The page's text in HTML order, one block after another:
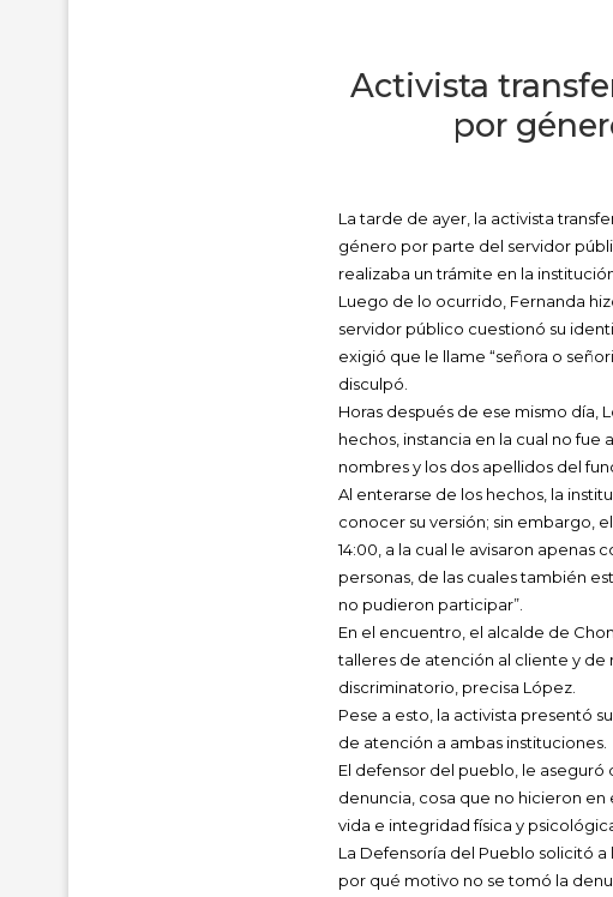
Activista
por
La tarde de ayer, la activista
género por parte del servidor
realizaba un trámite en la
Luego de lo ocurrido, Fernanda
servidor público cuestionó su
exigió que le llame “señora o
disculpó.
Horas después de ese mismo día,
hechos, instancia en la cual no
nombres y los dos apellidos del
Al enterarse de los hechos, la
conocer su versión; sin embargo,
14:00, a la cual le avisaron apenas
personas, de las cuales también
no pudieron participar”.
En el encuentro, el alcalde de
talleres de atención al cliente y de
discriminatorio, precisa López.
Pese a esto, la activista presentó
de atención a ambas instituciones.
El defensor del pueblo, le
denuncia, cosa que no hicieron
vida e integridad física y
La Defensoría del Pueblo solicitó
por qué motivo no se tomó la